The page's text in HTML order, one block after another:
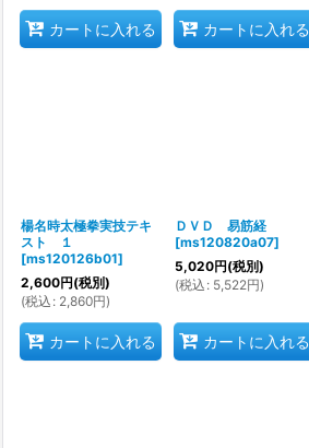
カートに入れる カートに入れる
楊名時太極拳実技テキ
スト １
[ms120126b01]
2,600円(税別)
(税込 : 2,860円)
カートに入れる
ＤＶＤ 易筋経
[ms120820a07]
5,020円(税別)
(税込 : 5,522円)
カートに入れる